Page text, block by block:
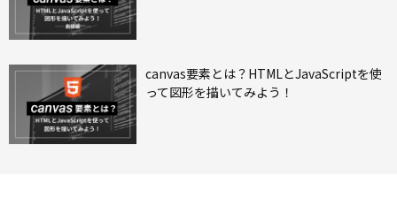
canvas要素とは？HTMLとJavaScriptを使
って図形を描いてみよう！